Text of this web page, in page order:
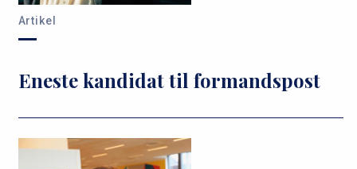
Artikel
Eneste kandidat til formandspost